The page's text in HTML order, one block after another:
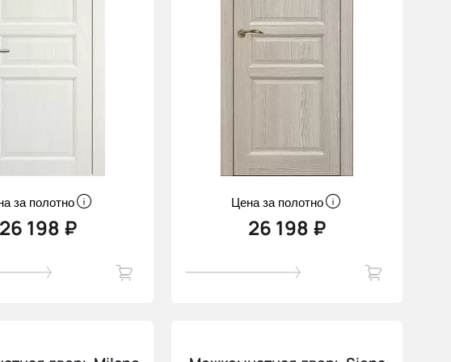
за полотно
26 198 ₽
Цена за полотно
26 198 ₽